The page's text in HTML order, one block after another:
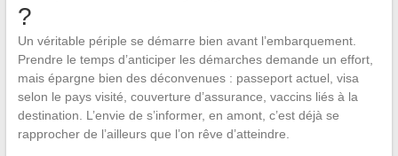
?
Un véritable périple se démarre bien avant l’embarquement.
Prendre le temps d’anticiper les démarches demande un effort,
mais épargne bien des déconvenues : passeport actuel, visa
selon le pays visité, couverture d’assurance, vaccins liés à la
destination. L’envie de s’informer, en amont, c’est déjà se
rapprocher de l’ailleurs que l’on rêve d’atteindre.